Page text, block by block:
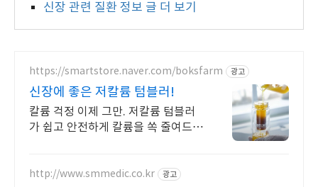
신장 관련 질환 정보 글 더 보기
https://smartstore.naver.com/boksfarm 광고
신장에 좋은 저칼륨 텀블러!
칼륨 걱정 이제 그만. 저칼륨 텀블러
가 쉽고 안전하게 칼륨을 쏙 줄여드리
http://www.smmedic.co.kr 광고